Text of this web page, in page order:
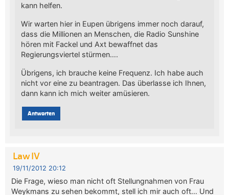
kann helfen.
Wir warten hier in Eupen übrigens immer noch darauf,
dass die Millionen an Menschen, die Radio Sunshine
hören mit Fackel und Axt bewaffnet das
Regierungsviertel stürmen….
Übrigens, ich brauche keine Frequenz. Ich habe auch
nicht vor eine zu beantragen. Das überlasse ich Ihnen,
dann kann ich mich weiter amüsieren.
Antworten
Law IV
19/11/2012 20:12
Die Frage, wieso man nicht oft Stellungnahmen von Frau
Weykmans zu sehen bekommt, stell ich mir auch oft… Und